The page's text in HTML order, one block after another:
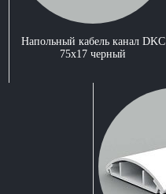
Напольный кабель канал DKC
75x17 черный